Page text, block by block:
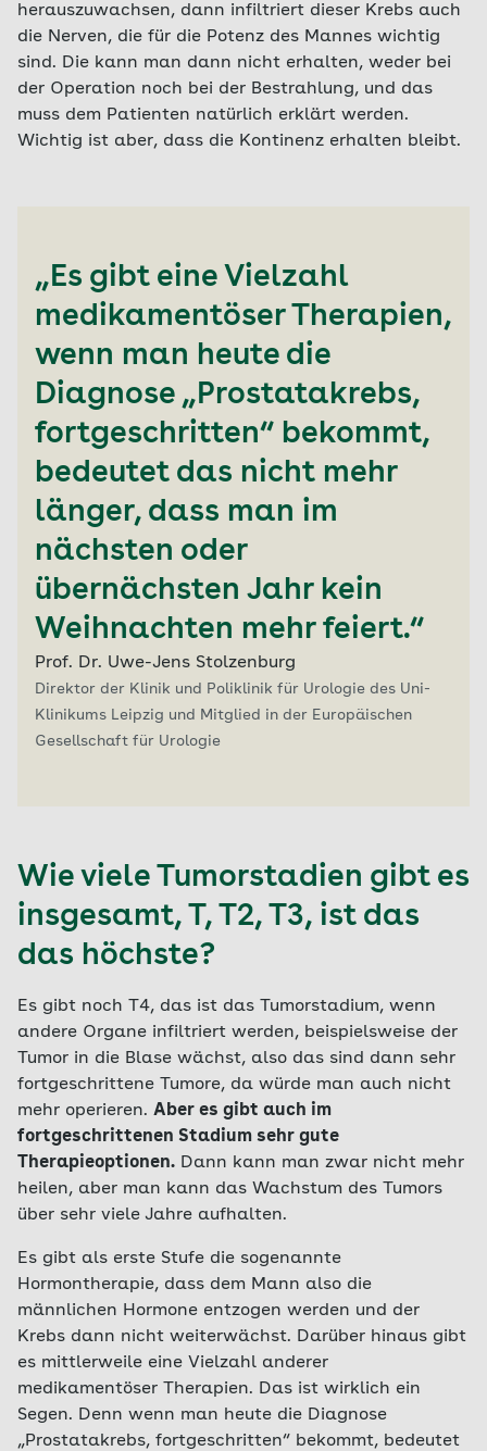
herauszuwachsen, dann infiltriert dieser Krebs auch
die Nerven, die für die Potenz des Mannes wichtig
sind. Die kann man dann nicht erhalten, weder bei
der Operation noch bei der Bestrahlung, und das
muss dem Patienten natürlich erklärt werden.
Wichtig ist aber, dass die Kontinenz erhalten bleibt.
„Es gibt eine Vielzahl
medikamentöser Therapien,
wenn man heute die
Diagnose „Prostatakrebs,
fortgeschritten“ bekommt,
bedeutet das nicht mehr
länger, dass man im
nächsten oder
übernächsten Jahr kein
Weihnachten mehr feiert.“
Prof. Dr. Uwe-Jens Stolzenburg
Direktor der Klinik und Poliklinik für Urologie des Uni-
Klinikums Leipzig und Mitglied in der Europäischen
Gesellschaft für Urologie
Wie viele Tumorstadien gibt es
insgesamt, T, T2, T3, ist das
das höchste?
Es gibt noch T4, das ist das Tumorstadium, wenn
andere Organe infiltriert werden, beispielsweise der
Tumor in die Blase wächst, also das sind dann sehr
fortgeschrittene Tumore, da würde man auch nicht
mehr operieren. Aber es gibt auch im
fortgeschrittenen Stadium sehr gute
Therapieoptionen. Dann kann man zwar nicht mehr
heilen, aber man kann das Wachstum des Tumors
über sehr viele Jahre aufhalten.
Es gibt als erste Stufe die sogenannte
Hormontherapie, dass dem Mann also die
männlichen Hormone entzogen werden und der
Krebs dann nicht weiterwächst. Darüber hinaus gibt
es mittlerweile eine Vielzahl anderer
medikamentöser Therapien. Das ist wirklich ein
Segen. Denn wenn man heute die Diagnose
„Prostatakrebs, fortgeschritten“ bekommt, bedeutet